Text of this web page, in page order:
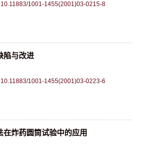
10.11883/1001-1455(2001)03-0215-8
陷与改进
10.11883/1001-1455(2001)03-0223-6
炸药圆筒试验中的应用